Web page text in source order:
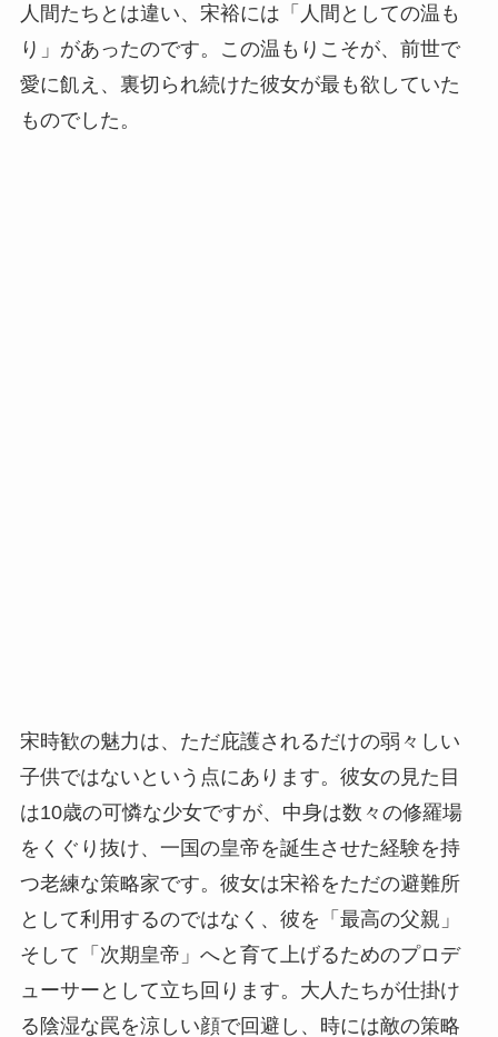
人間たちとは違い、宋裕には「人間としての温も
り」があったのです。この温もりこそが、前世で
愛に飢え、裏切られ続けた彼女が最も欲していた
ものでした。
宋時歓の魅力は、ただ庇護されるだけの弱々しい
子供ではないという点にあります。彼女の見た目
は10歳の可憐な少女ですが、中身は数々の修羅場
をくぐり抜け、一国の皇帝を誕生させた経験を持
つ老練な策略家です。彼女は宋裕をただの避難所
として利用するのではなく、彼を「最高の父親」
そして「次期皇帝」へと育て上げるためのプロデ
ューサーとして立ち回ります。大人たちが仕掛け
る陰湿な罠を涼しい顔で回避し、時には敵の策略